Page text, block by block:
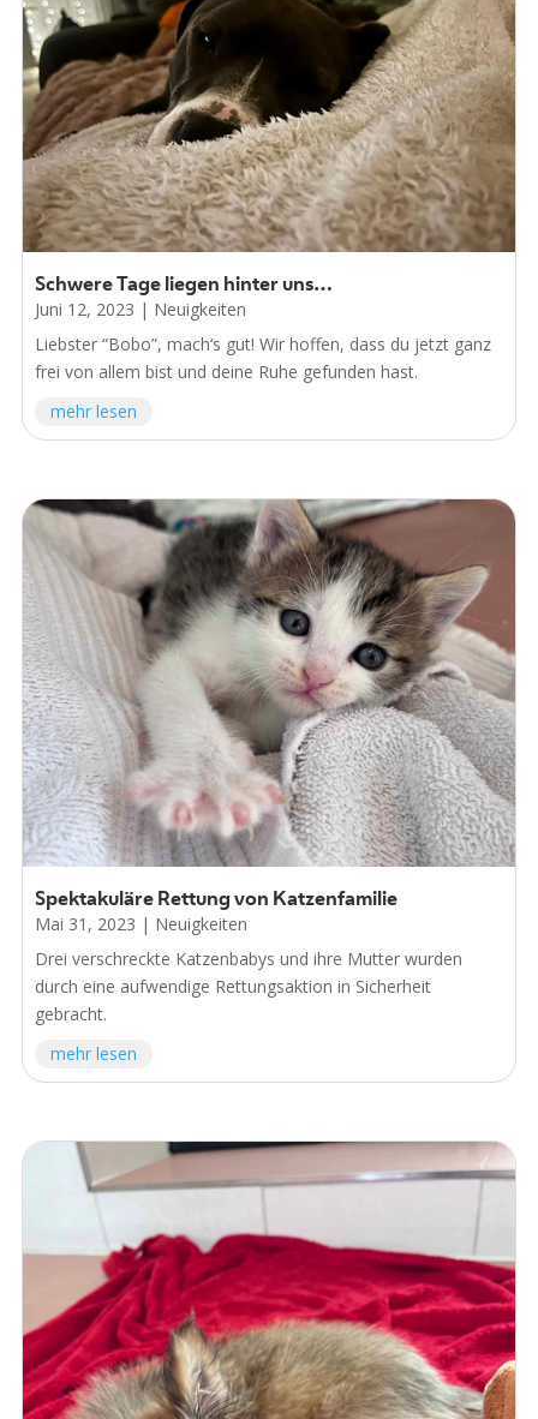
Schwere Tage liegen hinter uns…
Juni 12, 2023 | Neuigkeiten
Liebster “Bobo”, mach‘s gut! Wir hoffen, dass du jetzt ganz
frei von allem bist und deine Ruhe gefunden hast.
mehr lesen
Spektakuläre Rettung von Katzenfamilie
Mai 31, 2023 | Neuigkeiten
Drei verschreckte Katzenbabys und ihre Mutter wurden
durch eine aufwendige Rettungsaktion in Sicherheit
gebracht.
mehr lesen